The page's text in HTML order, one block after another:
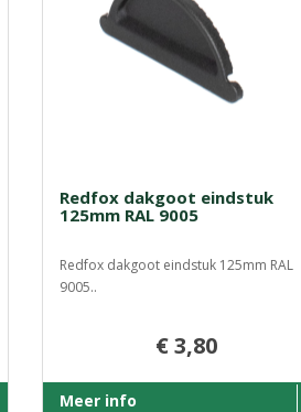
Redfox dakgoot eindstuk
125mm RAL 9005
Redfox dakgoot eindstuk 125mm RAL
9005..
€ 3,80
Meer info